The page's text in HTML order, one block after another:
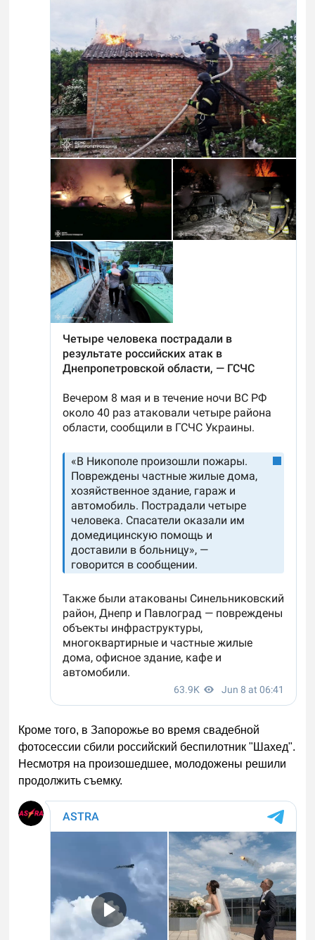
Кроме того, в Запорожье во время свадебной
фотосессии сбили российский беспилотник "Шахед".
Несмотря на произошедшее, молодожены решили
продолжить съемку.